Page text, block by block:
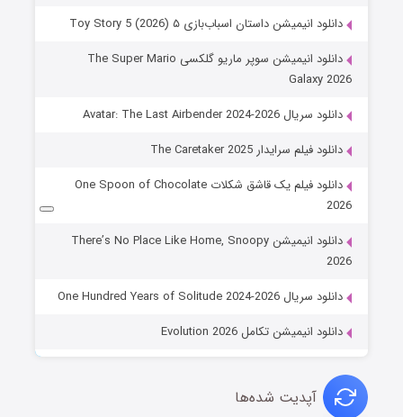
دانلود انیمیشن داستان اسباب‌بازی ۵ Toy Story 5 (2026)
دانلود انیمیشن سوپر ماریو گلکسی The Super Mario
Galaxy 2026
دانلود سریال Avatar: The Last Airbender 2024-2026
دانلود فیلم سرایدار The Caretaker 2025
دانلود فیلم یک قاشق شکلات One Spoon of Chocolate
2026
دانلود انیمیشن There’s No Place Like Home, Snoopy
2026
دانلود سریال One Hundred Years of Solitude 2024-2026
دانلود انیمیشن تکامل Evolution 2026
آپدیت شده‌ها